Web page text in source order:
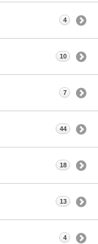
4
10
7
44
18
13
4